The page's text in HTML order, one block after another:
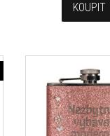
KOUPIT